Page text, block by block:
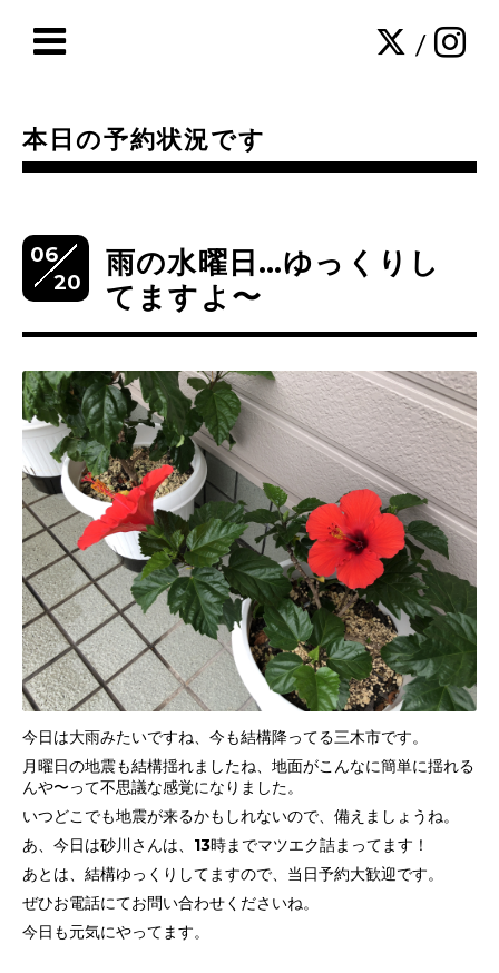
/
本日の予約状況です
06
20
雨の水曜日…ゆっくりし
てますよ〜
今日は大雨みたいですね、今も結構降ってる三木市です。
月曜日の地震も結構揺れましたね、地面がこんなに簡単に揺れる
んや〜って不思議な感覚になりました。
いつどこでも地震が来るかもしれないので、備えましょうね。
あ、今日は砂川さんは、13時までマツエク詰まってます！
あとは、結構ゆっくりしてますので、当日予約大歓迎です。
ぜひお電話にてお問い合わせくださいね。
今日も元気にやってます。